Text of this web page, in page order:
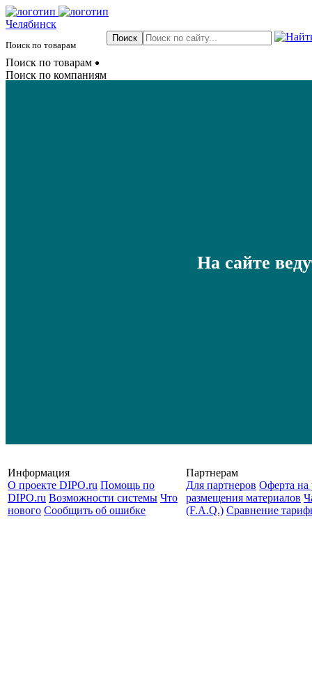
Челябинск
Поиск по товарам
Поиск по товарам
Поиск по компаниям
На сайте
Информация
О проекте DIPO.ru Помощь по
DIPO.ru Возможности системы Что
нового Сообщить об ошибке
Партнерам
Для партнеров Оферта на
размещения материалов
(F.A.Q.) Cравнение